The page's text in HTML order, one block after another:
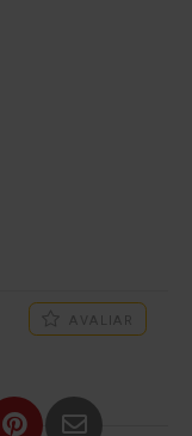
AVALIAR